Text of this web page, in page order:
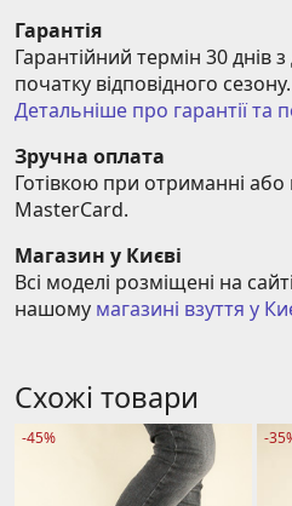
Гарантія
Гарантійний термін 30 днів
початку відповідного сезону.
Детальніше про гарантії та
Зручна оплата
Готівкою при отриманні або
MasterCard.
Магазин у Києві
Всі моделі розміщені на
нашому магазині взуття у
Схожі товари
-45% -